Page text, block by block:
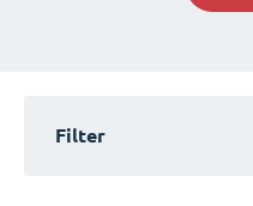
Filter